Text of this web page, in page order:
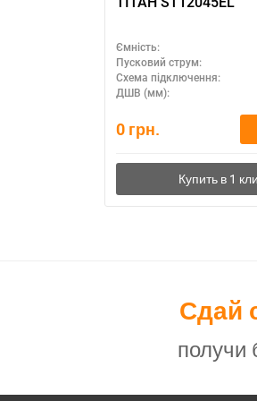
Ємність:
Пусковий струм:
Схема підключення:
ДШВ (мм):
0 грн.
Сдай
получи